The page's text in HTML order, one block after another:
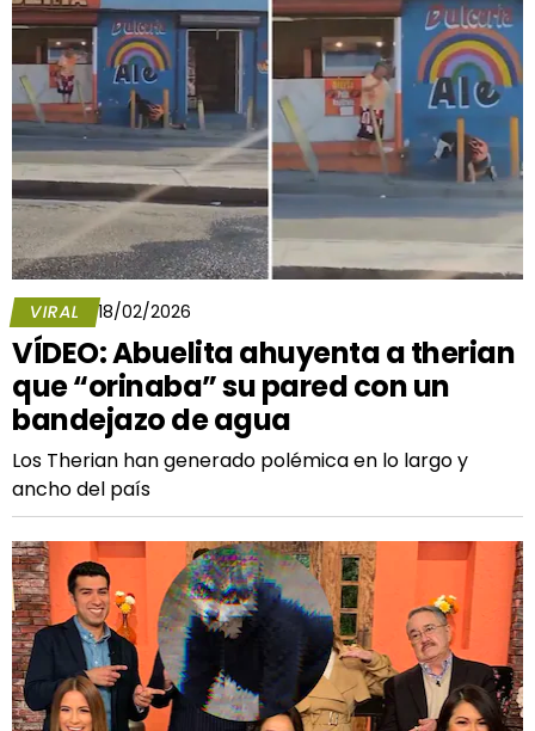
VIRAL 18/02/2026
VÍDEO: Abuelita ahuyenta a therian
que “orinaba” su pared con un
bandejazo de agua
Los Therian han generado polémica en lo largo y
ancho del país